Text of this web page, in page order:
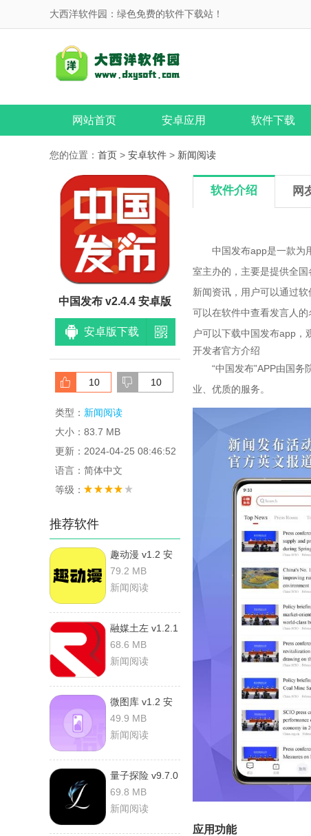
大西洋软件园：绿色免费的软件下载站！
网站首页 安卓应用 软件下载
您的位置： 首页 > 安卓软件 > 新闻阅读
中国发布 v2.4.4 安卓版
安卓版下载
10 10
类型： 新闻阅读
大小：83.7 MB
更新：2024-04-25 08:46:52
语言：简体中文
等级：
推荐软件
趣动漫 v1.2 安
卓版
79.2 MB
新闻阅读
融媒土左 v1.2.1
安卓版
68.6 MB
新闻阅读
微图库 v1.2 安
卓版
49.9 MB
新闻阅读
量子探险 v9.7.0
安卓版
69.8 MB
新闻阅读
软件介绍 网
中国发布app是一款为用
室主办的，主要是提供全
新闻资讯，用户可以通过
可以在软件中查看发言人
户可以下载中国发布app，
开发者官方介绍
“中国发布”APP由国务
业、优质的服务。
应用功能